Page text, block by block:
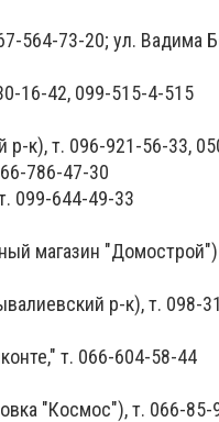
564-73-20; ул. Вадима
16-42, 099-515-4-515
р-к), т. 096-921-56-33,
786-47-30
099-644-49-33
магазин
р-к), т. 098-
т. 066-604-58-44
"Космос"), т. 066-